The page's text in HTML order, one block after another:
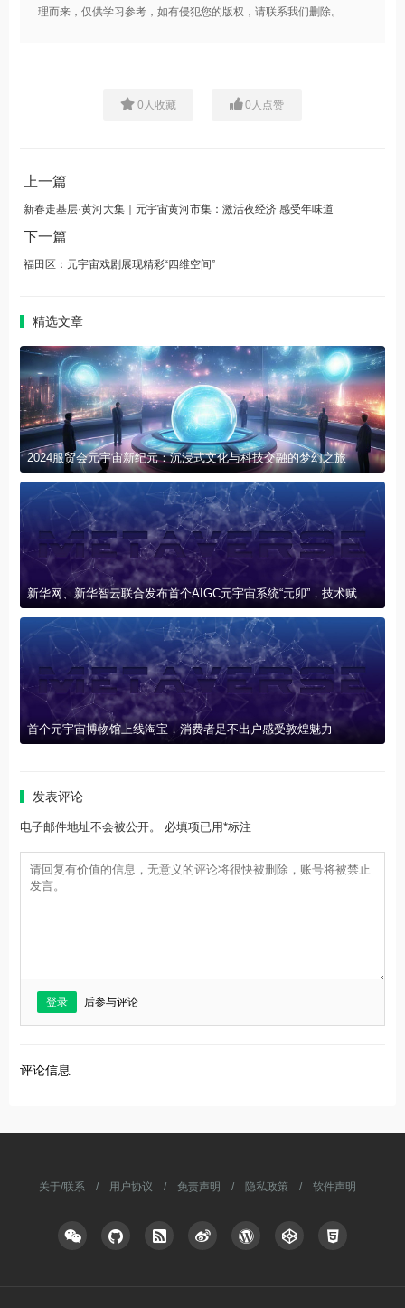
理而来，仅供学习参考，如有侵犯您的版权，请联系我们删除。
0 人收藏 0 人点赞
上一篇
新春走基层·黄河大集｜元宇宙黄河市集：激活夜经济 感受年味道
下一篇
福田区：元宇宙戏剧展现精彩“四维空间”
精选文章
2024服贸会元宇宙新纪元：沉浸式文化与科技交融的梦幻之旅
首个元宇宙博物馆上线淘宝，消费者足不出户感受敦煌魅力
发表评论
电子邮件地址不会被公开。 必填项已用*标注
登录 后参与评论
评论信息
关于/联系 / 用户协议 / 免责声明 / 隐私政策 / 软件声明